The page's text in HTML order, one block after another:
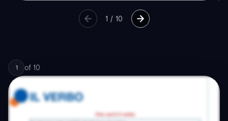
1 / 10
1 of 10